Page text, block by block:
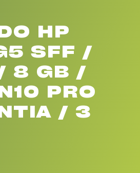
HP
SFF /
8 GB /
PRO
/ 3